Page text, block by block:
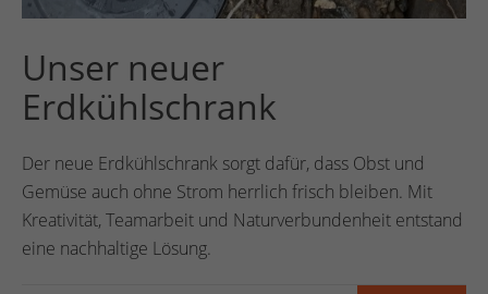
Unser neuer
Erdkühlschrank
Der neue Erdkühlschrank sorgt dafür, dass Obst und
Gemüse auch ohne Strom herrlich frisch bleiben. Mit
Kreativität, Teamarbeit und Naturverbundenheit entstand
eine nachhaltige Lösung.